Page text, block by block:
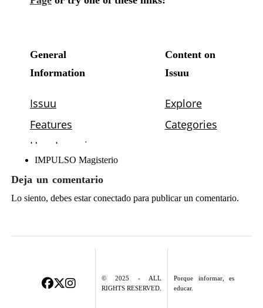
IMPULSO Magisterio
Deja un comentario
Lo siento, debes estarconectadopara publicar un comentario.
© 2025 - ALL
RIGHTS RESERVED.
Porque informar, es
educar.